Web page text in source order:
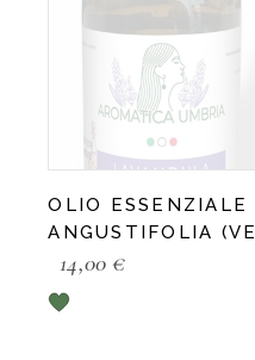
OLIO ESSENZIALE
ANGUSTIFOLIA
14,00 €